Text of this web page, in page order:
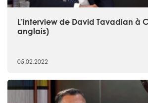
L’interview de David Tavadian à
anglais)
05.02.2022